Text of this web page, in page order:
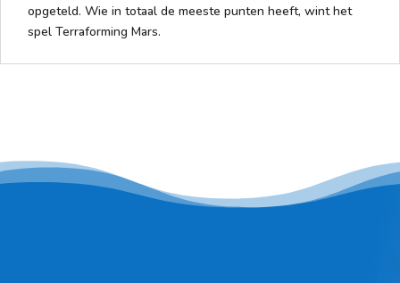
opgeteld. Wie in totaal de meeste punten heeft, wint het
spel Terraforming Mars.